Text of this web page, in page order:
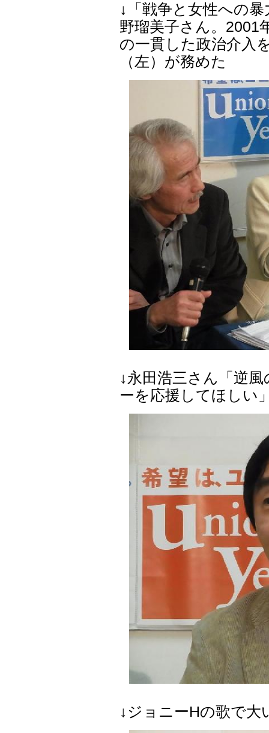
↓「戦争と女性への
野瑠美子さん。2001
の一貫した政治介入
（左）が務めた
↓永田浩三さん「逆
ーを応援してほしい
↓ジョニーHの歌で大